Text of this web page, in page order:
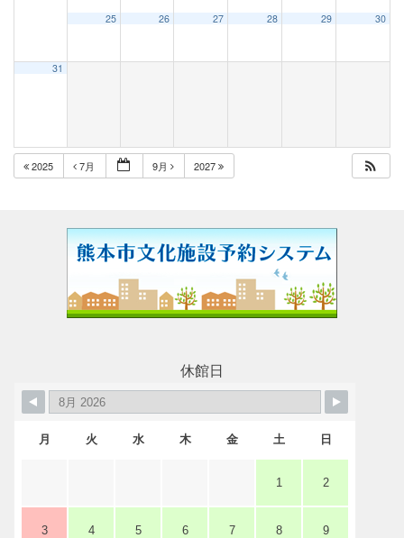
施設ご利用について
予約のごあんない
施設使用料について
アクセス
よくあるご質問
25 26 27 28 29 30
31
2025 7月 9月 2027
休館日
月 火 水 木 金 土 日
1 2
3 4 5 6 7 8 9